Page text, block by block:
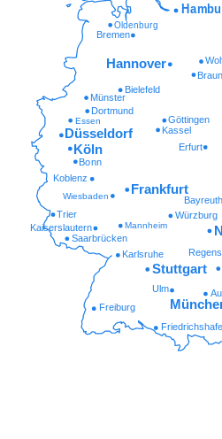
Freiburg
Ulm
Karlsruhe
Saarbrücken
Kaiserslautern Mannheim
Würzburg
Trier
Wiesbaden Bayreuth
Koblenz
Bonn
Erfurt
Kassel
Göttingen
Essen
Dortmund
Münster
Bielefeld
Oldenburg
Stuttgart
Frankfurt
Köln
Düsseldorf
Hannover
Bremen